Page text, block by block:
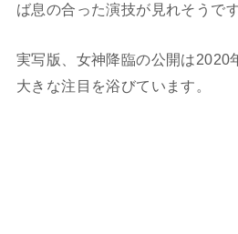
ば息の合った演技が見れそうで
実写版、女神降臨の公開は2020
大きな注目を浴びています。